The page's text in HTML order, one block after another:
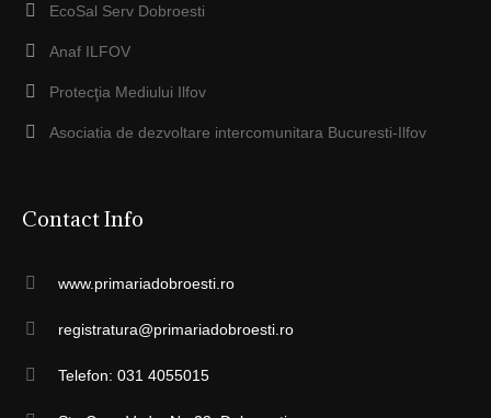
EcoSal Serv Dobroesti
Anaf ILFOV
Protecţia Mediului Ilfov
Asociatia de dezvoltare intercomunitara Bucuresti-Ilfov
Contact Info
www.primariadobroesti.ro
registratura@primariadobroesti.ro
Telefon: 031 4055015